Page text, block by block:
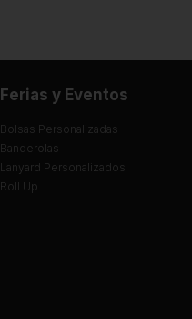
Ferias y Eventos
Bolsas Personalizadas
Banderolas
Lanyard Personalizados
Roll Up